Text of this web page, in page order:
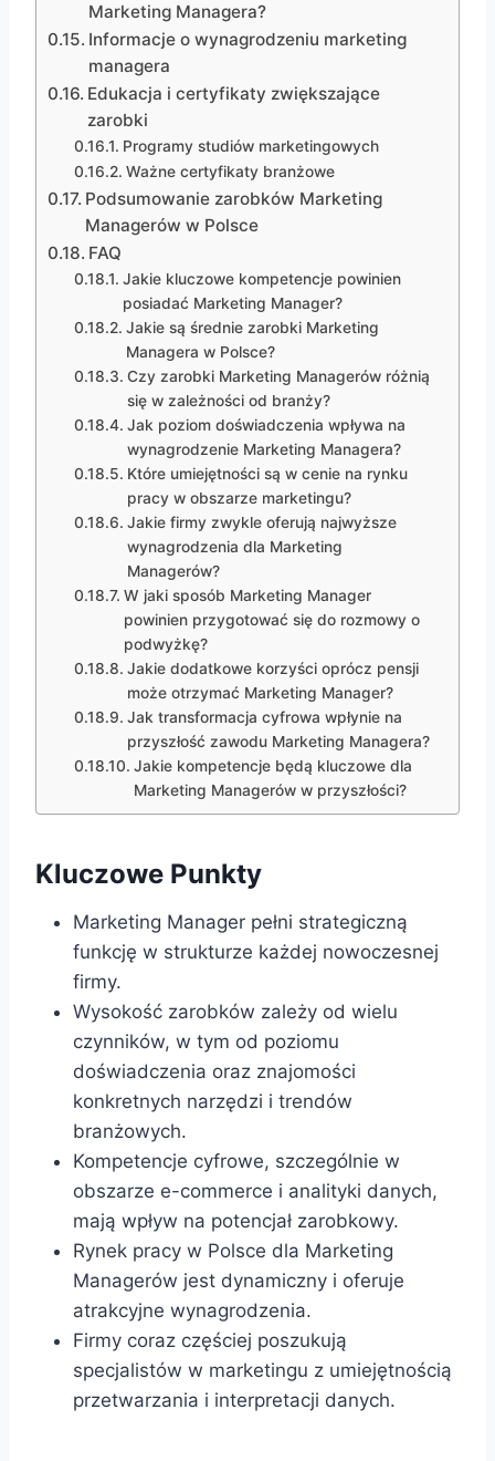
Marketing Managera?
Informacje o wynagrodzeniu marketing
managera
Edukacja i certyfikaty zwiększające
zarobki
Programy studiów marketingowych
Ważne certyfikaty branżowe
Podsumowanie zarobków Marketing
Managerów w Polsce
FAQ
Jakie kluczowe kompetencje powinien
posiadać Marketing Manager?
Jakie są średnie zarobki Marketing
Managera w Polsce?
Czy zarobki Marketing Managerów różnią
się w zależności od branży?
Jak poziom doświadczenia wpływa na
wynagrodzenie Marketing Managera?
Które umiejętności są w cenie na rynku
pracy w obszarze marketingu?
Jakie firmy zwykle oferują najwyższe
wynagrodzenia dla Marketing
Managerów?
W jaki sposób Marketing Manager
powinien przygotować się do rozmowy o
podwyżkę?
Jakie dodatkowe korzyści oprócz pensji
może otrzymać Marketing Manager?
Jak transformacja cyfrowa wpłynie na
przyszłość zawodu Marketing Managera?
Jakie kompetencje będą kluczowe dla
Marketing Managerów w przyszłości?
Kluczowe Punkty
Marketing Manager pełni strategiczną
funkcję w strukturze każdej nowoczesnej
firmy.
Wysokość zarobków zależy od wielu
czynników, w tym od poziomu
doświadczenia oraz znajomości
konkretnych narzędzi i trendów
branżowych.
Kompetencje cyfrowe, szczególnie w
obszarze e-commerce i analityki danych,
mają wpływ na potencjał zarobkowy.
Rynek pracy w Polsce dla Marketing
Managerów jest dynamiczny i oferuje
atrakcyjne wynagrodzenia.
Firmy coraz częściej poszukują
specjalistów w marketingu z umiejętnością
przetwarzania i interpretacji danych.